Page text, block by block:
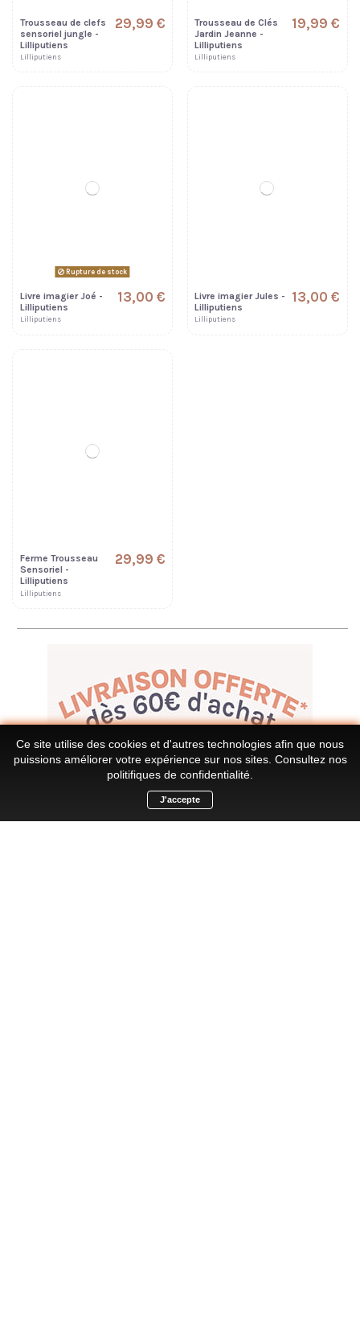
Trousseau de clefs
sensoriel jungle -
Lilliputiens
Lilliputiens
29,99 €
Trousseau de Clés
Jardin Jeanne -
Lilliputiens
Lilliputiens
19,99 €
Rupture de stock
Livre imagier Joé -
Lilliputiens
Lilliputiens
13,00 €
Livre imagier Jules -
Lilliputiens
Lilliputiens
13,00 €
Ferme Trousseau
Sensoriel -
Lilliputiens
Lilliputiens
29,99 €
Ce site utilise des cookies et d'autres technologies afin que nous
puissions améliorer votre expérience sur nos sites. Consultez nos
politifiques de confidentialité
J'accepte